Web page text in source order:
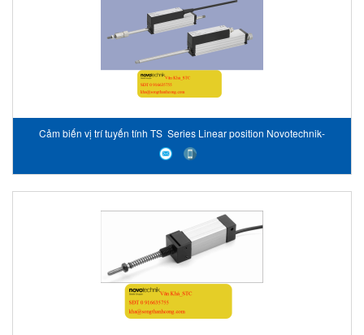
Cảm biến vị trí tuyến tính TS Series Linear position Novotechnik-
Vietnam